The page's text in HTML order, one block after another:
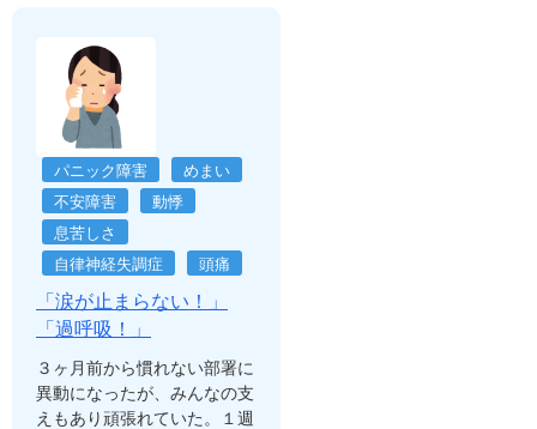
パニック障害
めまい
不安障害
動悸
息苦しさ
自律神経失調症
頭痛
「涙が止まらない！」
「過呼吸！」
３ヶ月前から慣れない部署に
異動になったが、みんなの支
えもあり頑張れていた。１週